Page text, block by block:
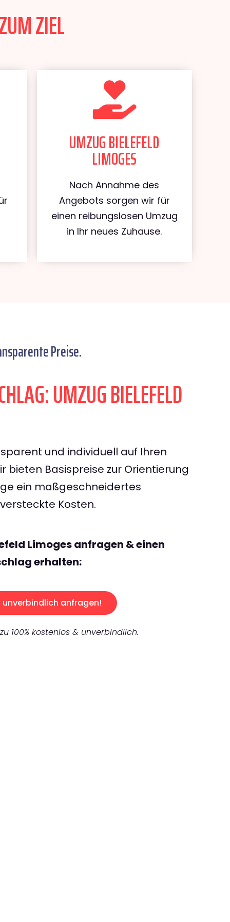
ZIEL
UMZUG BIELEFELD
LIMOGES
Nach Annahme des
Angebots sorgen wir für
einen reibungslosen Umzug
in Ihr neues Zuhause.
Preise.
UMZUG BIELEFELD
und individuell auf Ihren
bieten Basispreise zur Orientierung
ein maßgeschneidertes
Kosten.
Limoges anfragen & einen
erhalten:
unverbindlich anfragen!
100% kostenlos & unverbindlich.